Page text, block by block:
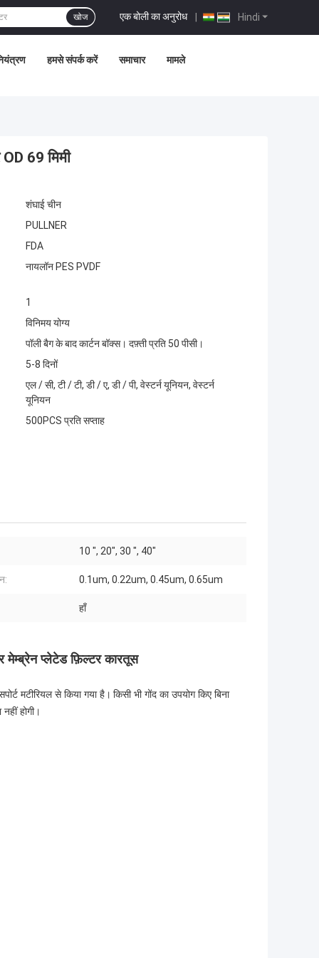
Hindi
एक बोली का अनुरोध |
खोज
हमसे संपर्क करें समाचार मामले
69 मिमी
शंघाई चीन
PULLNER
FDA
नायलॉन PES PVDF
1
विनिमय योग्य
पॉली बैग के बाद कार्टन बॉक्स। दफ़्ती प्रति 50 पीसी।
5-8 दिनों
एल / सी, टी / टी, डी / ए, डी / पी, वेस्टर्न यूनियन, वेस्टर्न
यूनियन
500PCS प्रति सप्ताह
10 ", 20", 30 ", 40"
0.1um, 0.22um, 0.45um, 0.65um
हाँ
मेम्ब्रेन प्लेटेड फ़िल्टर कारतूस
मटीरियल से किया गया है। किसी भी गोंद का उपयोग किए बिना
होगी।